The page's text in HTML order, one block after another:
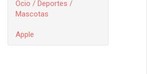
Ocio / Deportes /
Mascotas
Apple